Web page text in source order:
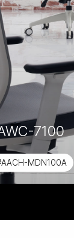
7100
MDN100A